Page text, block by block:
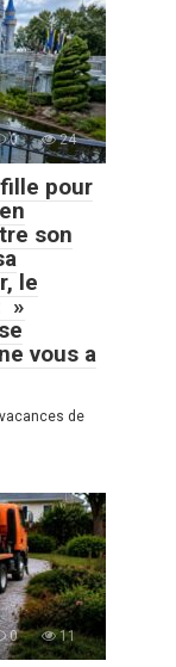
0 24
pour
son
le
»
vous a
de
0 11